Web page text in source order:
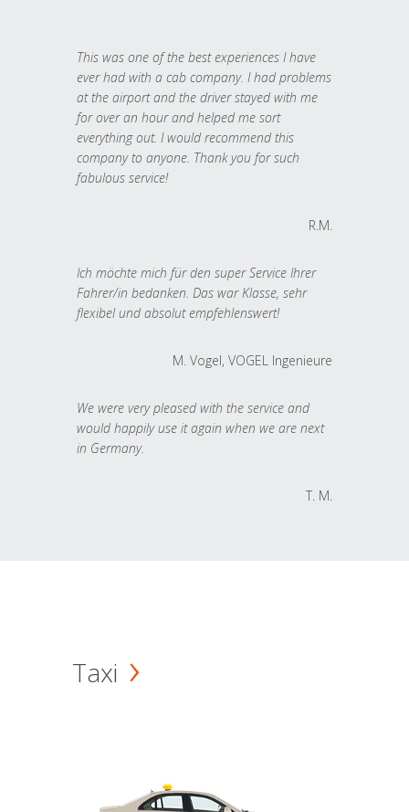
This was one of the best experiences I have
ever had with a cab company. I had problems
at the airport and the driver stayed with me
for over an hour and helped me sort
everything out. I would recommend this
company to anyone. Thank you for such
fabulous service!
R.M.
Ich möchte mich für den super Service Ihrer
Fahrer/in bedanken. Das war Klasse, sehr
flexibel und absolut empfehlenswert!
M. Vogel, VOGEL Ingenieure
We were very pleased with the service and
would happily use it again when we are next
in Germany.
T. M.
Taxi